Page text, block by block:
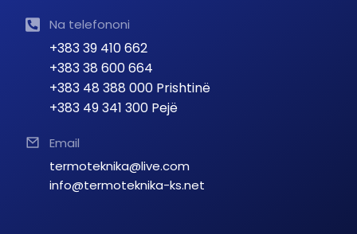
Na telefononi
+383 39 410 662
+383 38 600 664
+383 48 388 000 Prishtinë
+383 49 341 300 Pejë
Email
termoteknika@live.com
info@termoteknika-ks.net